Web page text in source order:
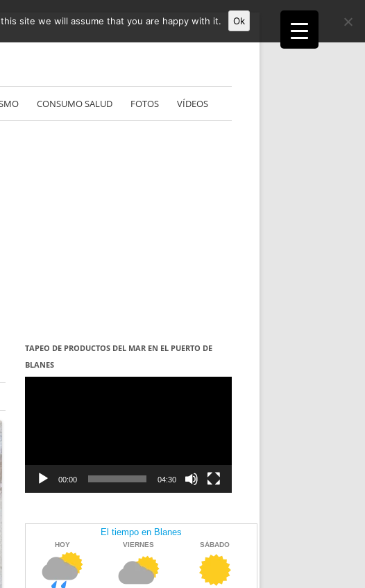
CONSUMO SALUD FOTOS VÍDEOS
TAPEO DE PRODUCTOS DEL MAR EN EL PUERTO DE
BLANES
Reproductor
00:00 04:30
site we will assume that you are happy with it. Ok